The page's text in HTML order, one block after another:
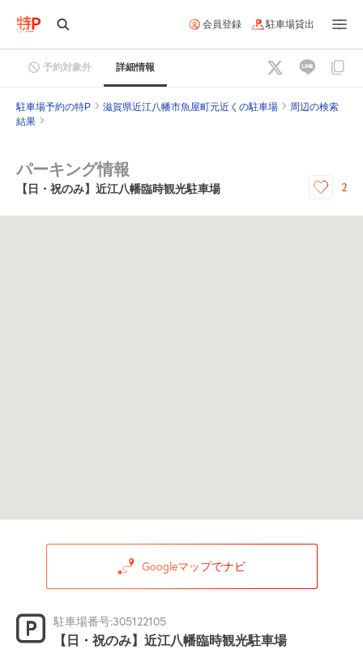
会員登録 駐車場貸出
予約対象外 詳細情報
駐車場予約の特P 滋賀県近江八幡市魚屋町元近くの駐車場
周辺の検索
結果
パーキング情報
【日・祝のみ】近江八幡臨時観光駐車場 2
Googleマップでナビ
駐車場番号:305122105
【日・祝のみ】近江八幡臨時観光駐車場